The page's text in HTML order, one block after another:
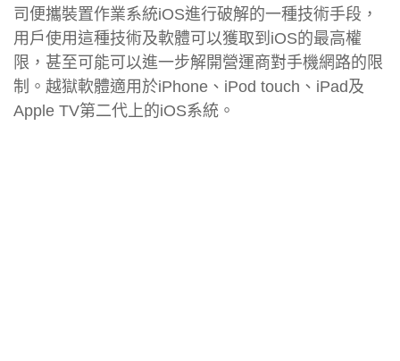
司便攜裝置作業系統iOS進行破解的一種技術手段，
用戶使用這種技術及軟體可以獲取到iOS的最高權
限，甚至可能可以進一步解開營運商對手機網路的限
制。越獄軟體適用於iPhone、iPod touch、iPad及
Apple TV第二代上的iOS系統。